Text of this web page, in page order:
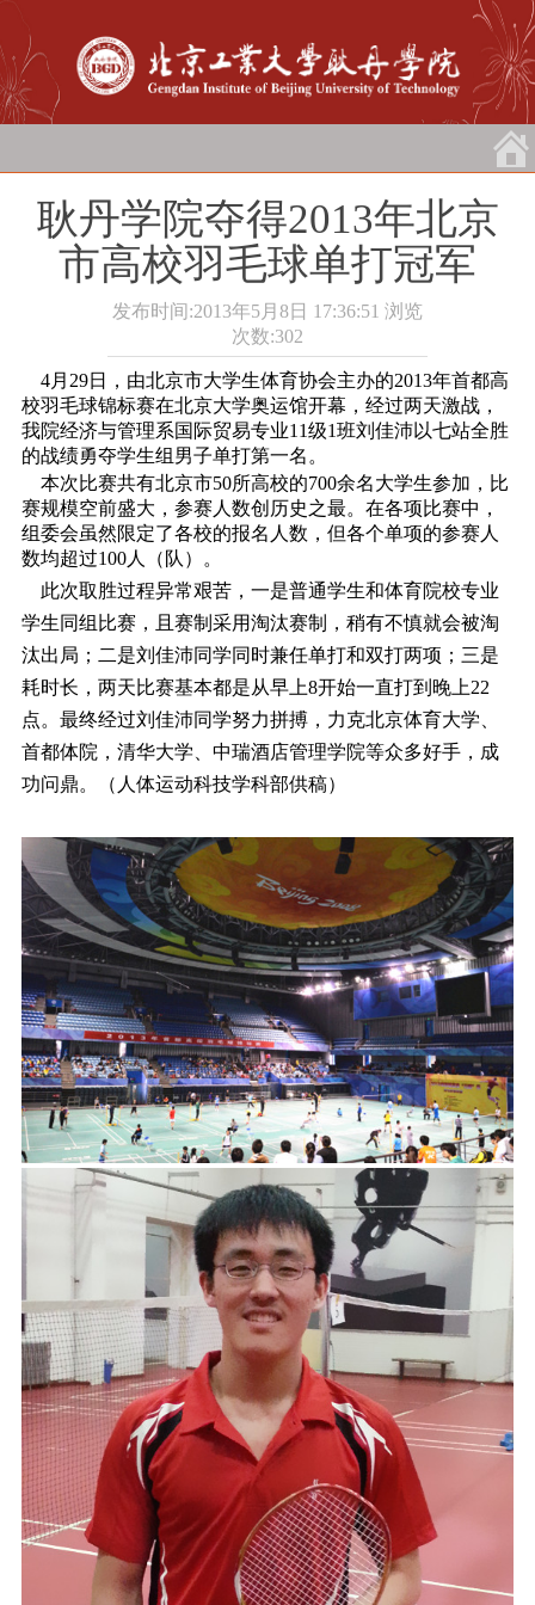
耿丹学院夺得2013年北京
市高校羽毛球单打冠军
发布时间:2013年5月8日 17:36:51 浏览
次数:302
4月29日
，由北京市大学生体育协会主办的2013年首都高
校羽毛球锦标赛在北京大学奥运馆开幕，经过两天激战，
我院经济与管理系国际贸易专业11级1班刘佳沛以七站全胜
的战绩勇夺学生组男子单打第一名。
本次比赛共有北京市50所高校的700余名大学生参加，比
赛规模空前盛大，参赛人数创历史之最。在各项比赛中，
组委会虽然限定了各校的报名人数，但各个单项的参赛人
数均超过100人（队）。
此次取胜过程异常艰苦，一是普通学生和体育院校专业
学生同组比赛，且赛制采用淘汰赛制，稍有不慎就会被淘
汰出局；二是刘佳沛同学同时兼任单打和双打两项；三是
耗时长，两天比赛基本都是从早上8开始一直打到晚上22
点。最终经过刘佳沛同学努力拼搏，力克北京体育大学、
首都体院，清华大学、中瑞酒店管理学院等众多好手，成
功问鼎。（人体运动科技学科部供稿）